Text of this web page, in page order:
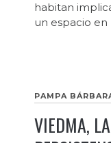
habitan
un espacio en
PAMPA
VIEDMA,